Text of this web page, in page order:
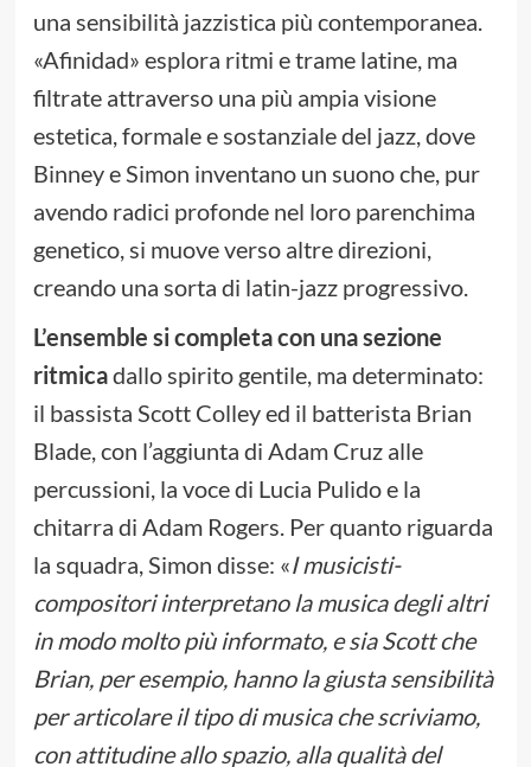
una sensibilità jazzistica più contemporanea.
«Afinidad» esplora ritmi e trame latine, ma
filtrate attraverso una più ampia visione
estetica, formale e sostanziale del jazz, dove
Binney e Simon inventano un suono che, pur
avendo radici profonde nel loro parenchima
genetico, si muove verso altre direzioni,
creando una sorta di latin-jazz progressivo.
L’ensemble si completa con una sezione
ritmicadallo spirito gentile, ma determinato:
il bassista Scott Colley ed il batterista Brian
Blade, con l’aggiunta di Adam Cruz alle
percussioni, la voce di Lucia Pulido e la
chitarra di Adam Rogers. Per quanto riguarda
la squadra, Simon disse: «I musicisti-
compositori interpretano la musica degli altri
in modo molto più informato, e sia Scott che
Brian, per esempio, hanno la giusta sensibilità
per articolare il tipo di musica che scriviamo,
con attitudine allo spazio, alla qualità del